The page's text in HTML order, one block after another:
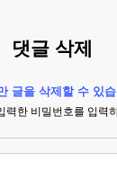
댓글 삭제
글을 삭제할 수 있
력한 비밀번호를 입력